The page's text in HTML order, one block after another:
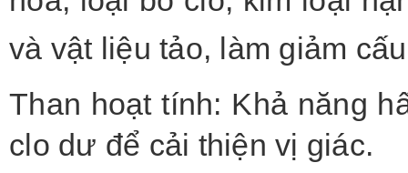
và vật liệu tảo, làm giảm
Than hoạt tính: Khả năng
clo dư để cải thiện vị giác.